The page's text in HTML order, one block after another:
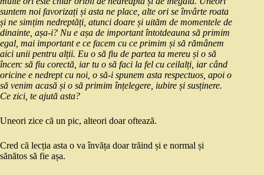
suntem noi favorizați și asta ne place, alte ori se învârte roata
și ne simțim nedreptăți, atunci doare și uităm de momentele de
dinainte, așa-i? Nu e așa de important întotdeauna să primim
egal, mai important e ce facem cu ce primim și să rămânem
aici unii pentru alții. Eu o să fiu de partea ta mereu și o să
încerc să fiu corectă, iar tu o să faci la fel cu ceilalți, iar când
oricine e nedrept cu noi, o să-i spunem asta respectuos, apoi o
să venim acasă și o să primim înțelegere, iubire și susținere.
Ce zici, te ajută asta?
Uneori zice că un pic, alteori doar oftează.
Cred că lecția asta o va învăța doar trăind și e normal și
sănătos să fie așa.